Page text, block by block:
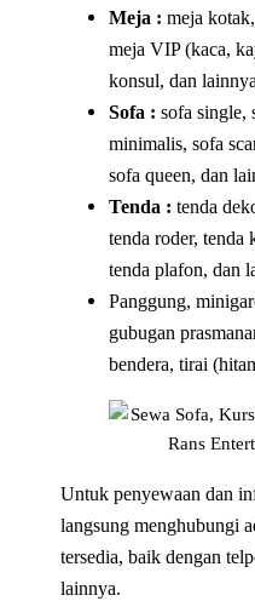
Meja : meja
meja VIP (kaca,
konsul, dan
Sofa : sofa single,
minimalis, sofa
sofa queen, dan
Tenda : tenda
tenda roder, tenda
tenda plafon, dan
Panggung,
gubugan
bendera, tirai
Untuk penyewaan dan
langsung menghubungi
tersedia, baik dengan
lainnya.